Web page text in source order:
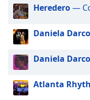
Audio
Picture-
Picture
Fullscreen
This
Heredero—
Daniela
Daniela
Atlanta